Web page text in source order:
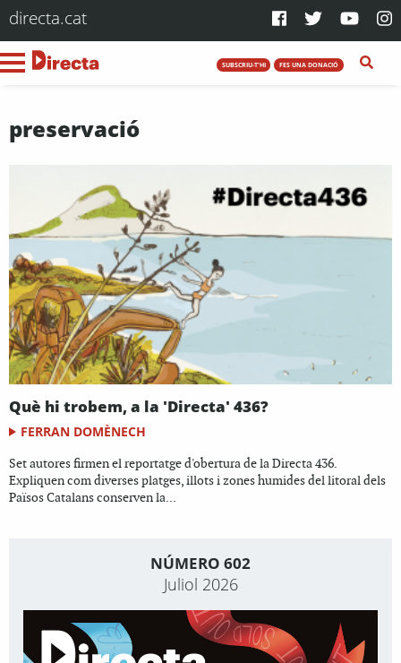
directa.cat
SUBSCRIU-T'HI FES UNA DONACIÓ
preservació
Què hi trobem, a la 'Directa' 436?
FERRAN DOMÈNECH
Set autores firmen el reportatge d'obertura de la Directa 436.
Expliquen com diverses platges, illots i zones humides del litoral dels
Països Catalans conserven la...
NÚMERO 602
Juliol 2026